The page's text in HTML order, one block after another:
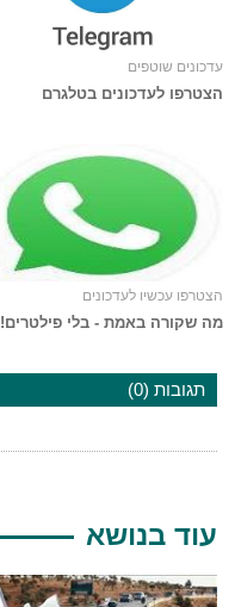
עדכונים שוטפים
הצטרפו לעדכונים בטלגרם
הצטרפו עכשיו לעדכונים
מה שקורה באמת - בלי פילטרים!
תגובות (0)
עוד בנושא